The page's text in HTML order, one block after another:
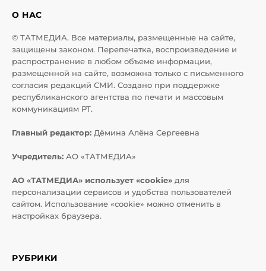
О НАС
© ТАТМЕДИА. Все материалы, размещенные на сайте,
защищены законом. Перепечатка, воспроизведение и
распространение в любом объеме информации,
размещенной на сайте, возможна только с письменного
согласия редакций СМИ. Создано при поддержке
республиканского агентства по печати и массовым
коммуникациям РТ.
Главный редактор: Дёмина Алёна Сергеевна
Учредитель: АО «ТАТМЕДИА»
АО «ТАТМЕДИА» использует «cookie» для
персонализации сервисов и удобства пользователей
сайтом. Использование «cookie» можно отменить в
настройках браузера.
РУБРИКИ